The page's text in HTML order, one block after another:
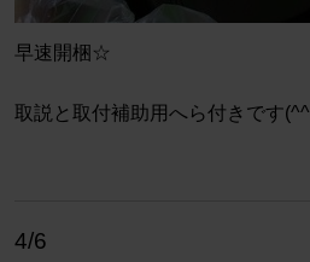
早速開梱☆
取説と取付補助用へら付きです(^^
4/6